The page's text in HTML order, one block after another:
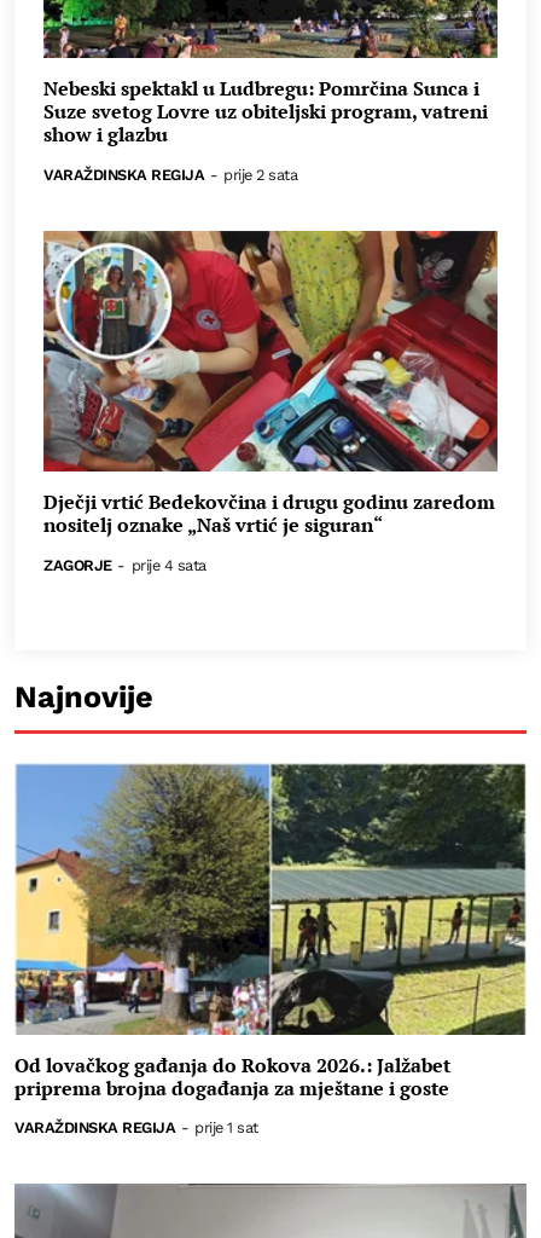
Nebeski spektakl u Ludbregu: Pomrčina Sunca i
Suze svetog Lovre uz obiteljski program, vatreni
show i glazbu
VARAŽDINSKA REGIJA - prije 2 sata
Dječji vrtić Bedekovčina i drugu godinu zaredom
nositelj oznake „Naš vrtić je siguran“
ZAGORJE - prije 4 sata
Najnovije
Od lovačkog gađanja do Rokova 2026.: Jalžabet
priprema brojna događanja za mještane i goste
VARAŽDINSKA REGIJA - prije 1 sat